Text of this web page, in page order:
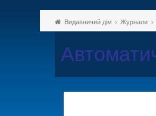
Видавничий дім Журнали